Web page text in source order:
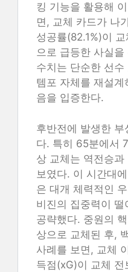
킹 기능을 활용해
면, 교체 카드가 나
성공률(82.1%)이
으로 급등한 사실
수치는 단순한 선수
템포 자체를 재설
음을 입증한다.
후반전에 발생한
다. 특히 65분에서
상 교체는 역전승
보였다. 이 시간대
은 대개 체력적인
비진의 집중력이
공략했다. 중원의
상으로 교체된 후,
사례를 보면, 교체
득점(xG)이 교체